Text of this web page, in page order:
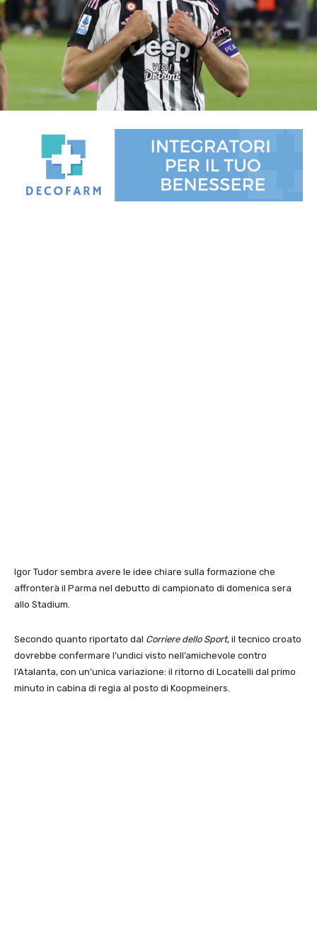
Igor Tudor sembra avere le idee chiare sulla formazione che
affronterà il Parma nel debutto di campionato di domenica sera
allo Stadium.
Secondo quanto riportato dal Corriere dello Sport, il tecnico croato
dovrebbe confermare l’undici visto nell’amichevole contro
l’Atalanta, con un’unica variazione: il ritorno di Locatelli dal primo
minuto in cabina di regia al posto di Koopmeiners.